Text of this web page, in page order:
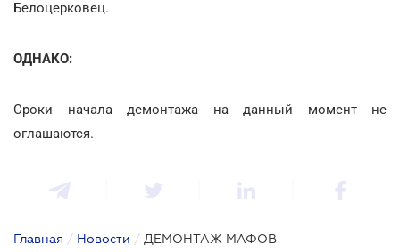
Белоцерковец.
ОДНАКО:
Сроки начала демонтажа на данный момент не
оглашаются.
Главная / Новости / ДЕМОНТАЖ МАФОВ